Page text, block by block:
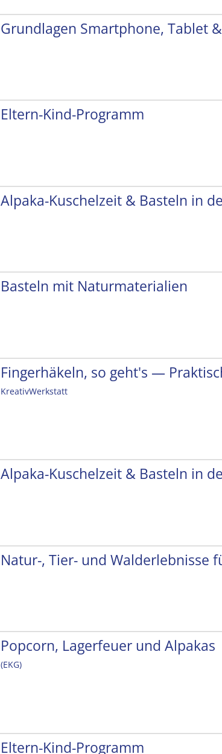
Grundlagen Smartphone, Tablet
Eltern-Kind-Programm
Alpaka-Kuschelzeit & Basteln in
Basteln mit Naturmaterialien
Fingerhäkeln, so geht's —
KreativWerkstatt
Alpaka-Kuschelzeit & Basteln in
Natur-, Tier- und Walderlebnisse
Popcorn, Lagerfeuer und Alpakas
(EKG)
Eltern-Kind-Programm